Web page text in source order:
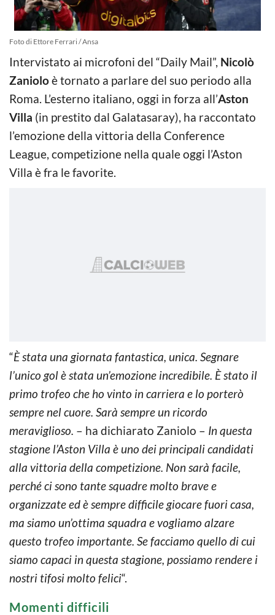
Foto di Ettore Ferrari / Ansa
Intervistato ai microfoni del “Daily Mail”, Nicolò
Zanioloè tornato a parlare del suo periodo alla
Roma. L’esterno italiano, oggi in forza all’Aston
Villa (in prestito dal Galatasaray), ha raccontato
l’emozione della vittoria della Conference
League, competizione nella quale oggi l’Aston
Villa è fra le favorite.
“È stata una giornata fantastica, unica. Segnare
l’unico gol è stata un’emozione incredibile. È stato il
primo trofeo che ho vinto in carriera e lo porterò
sempre nel cuore. Sarà sempre un ricordo
meraviglioso. – ha dichiarato Zaniolo – In questa
stagione l’Aston Villa è uno dei principali candidati
alla vittoria della competizione. Non sarà facile,
perché ci sono tante squadre molto brave e
organizzate ed è sempre difficile giocare fuori casa,
ma siamo un’ottima squadra e vogliamo alzare
questo trofeo importante. Se facciamo quello di cui
siamo capaci in questa stagione, possiamo rendere i
nostri tifosi molto felici“.
Momenti difficili